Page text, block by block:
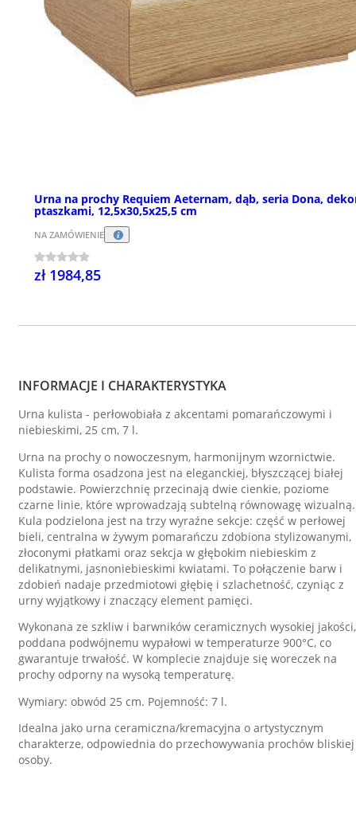
Urna na prochy Requiem Aeternam, dąb, seria Dona,
ptaszkami, 12,5x30,5x25,5 cm
NA ZAMÓWIENIE
zł 1984,85
INFORMACJE I CHARAKTERYSTYKA
Urna kulista - perłowobiała z akcentami pomarańczowymi i
niebieskimi, 25 cm, 7 l.
Urna na prochy o nowoczesnym, harmonijnym wzornictwie.
Kulista forma osadzona jest na eleganckiej, błyszczącej białej
podstawie. Powierzchnię przecinają dwie cienkie, poziome
czarne linie, które wprowadzają subtelną równowagę wizualną.
Kula podzielona jest na trzy wyraźne sekcje: część w perłowej
bieli, centralna w żywym pomarańczu zdobiona stylizowanymi,
złoconymi płatkami oraz sekcja w głębokim niebieskim z
delikatnymi, jasnoniebieskimi kwiatami. To połączenie barw i
zdobień nadaje przedmiotowi głębię i szlachetność, czyniąc z
urny wyjątkowy i znaczący element pamięci.
Wykonana ze szkliw i barwników ceramicznych wysokiej jakości,
poddana podwójnemu wypałowi w temperaturze 900°C, co
gwarantuje trwałość. W komplecie znajduje się woreczek na
prochy odporny na wysoką temperaturę.
Wymiary: obwód 25 cm. Pojemność: 7 l.
Idealna jako urna ceramiczna/kremacyjna o artystycznym
charakterze, odpowiednia do przechowywania prochów bliskiej
osoby.